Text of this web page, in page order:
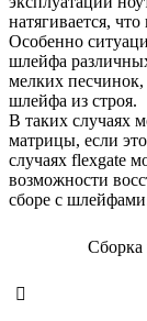
натягивается,
Особенно
шлейфа
мелких песчинок,
шлейфа из строя.
В таких случаях
матрицы, если
случаях flexgate
возможности
сборе с
Сборка